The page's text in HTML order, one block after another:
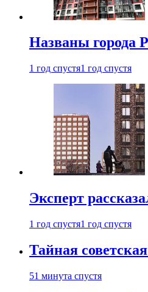
Названы города
1 год спустя1 год спустя
Эксперт
1 год спустя1 год спустя
Тайная
51 минута спустя